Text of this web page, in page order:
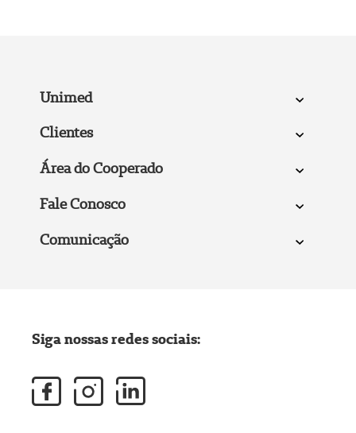
Unimed
Clientes
Área do Cooperado
Fale Conosco
Comunicação
Siga nossas redes sociais: